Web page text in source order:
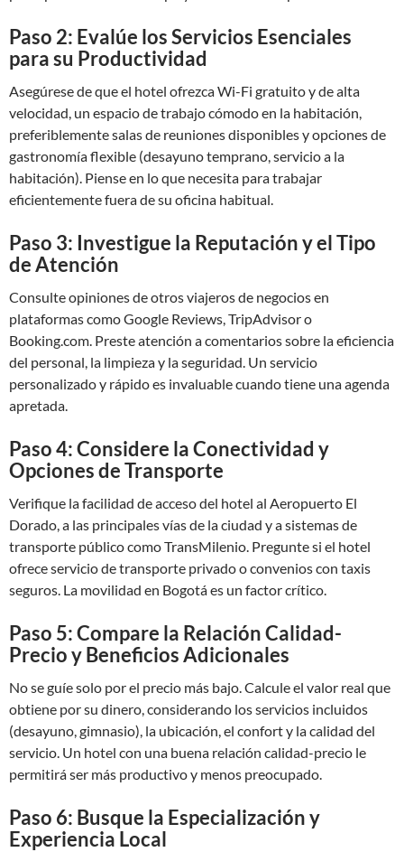
Paso 2: Evalúe los Servicios Esenciales
para su Productividad
Asegúrese de que el hotel ofrezca Wi-Fi gratuito y de alta
velocidad, un espacio de trabajo cómodo en la habitación,
preferiblemente salas de reuniones disponibles y opciones de
gastronomía flexible (desayuno temprano, servicio a la
habitación). Piense en lo que necesita para trabajar
eficientemente fuera de su oficina habitual.
Paso 3: Investigue la Reputación y el Tipo
de Atención
Consulte opiniones de otros viajeros de negocios en
plataformas como Google Reviews, TripAdvisor o
Booking.com. Preste atención a comentarios sobre la eficiencia
del personal, la limpieza y la seguridad. Un servicio
personalizado y rápido es invaluable cuando tiene una agenda
apretada.
Paso 4: Considere la Conectividad y
Opciones de Transporte
Verifique la facilidad de acceso del hotel al Aeropuerto El
Dorado, a las principales vías de la ciudad y a sistemas de
transporte público como TransMilenio. Pregunte si el hotel
ofrece servicio de transporte privado o convenios con taxis
seguros. La movilidad en Bogotá es un factor crítico.
Paso 5: Compare la Relación Calidad-
Precio y Beneficios Adicionales
No se guíe solo por el precio más bajo. Calcule el valor real que
obtiene por su dinero, considerando los servicios incluidos
(desayuno, gimnasio), la ubicación, el confort y la calidad del
servicio. Un hotel con una buena relación calidad-precio le
permitirá ser más productivo y menos preocupado.
Paso 6: Busque la Especialización y
Experiencia Local